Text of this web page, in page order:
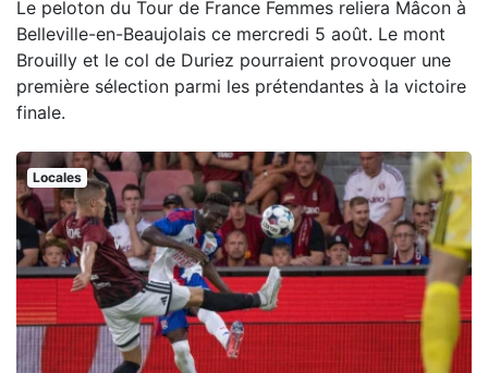
Le peloton du Tour de France Femmes reliera Mâcon à
Belleville-en-Beaujolais ce mercredi 5 août. Le mont
Brouilly et le col de Duriez pourraient provoquer une
première sélection parmi les prétendantes à la victoire
finale.
Locales